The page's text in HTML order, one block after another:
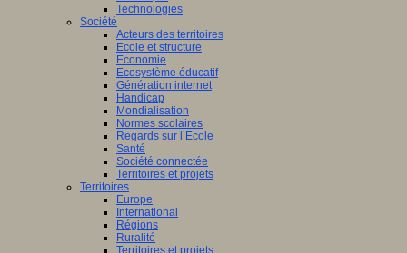
Technologies
Société
Acteurs des territoires
Ecole et structure
Economie
Ecosystème éducatif
Génération internet
Handicap
Mondialisation
Normes scolaires
Regards sur l’Ecole
Santé
Société connectée
Territoires et projets
Territoires
Europe
International
Régions
Ruralité
Territoires et projets